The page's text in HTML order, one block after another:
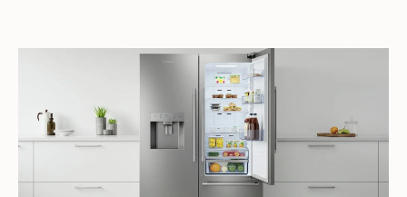
クレーン搬入の3つの注意点